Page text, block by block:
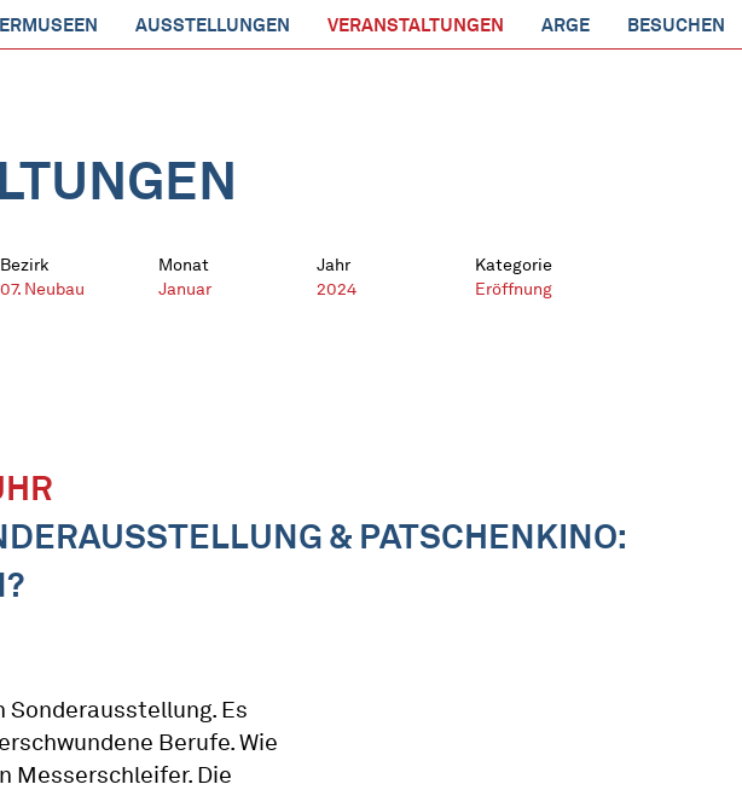
AUSSTELLUNGEN VERANSTALTUNGEN ARGE BESUCHEN
Bezirk
07. Neubau
Monat
Januar
Jahr
2024
Kategorie
Eröffnung
& PATSCHENKINO:
Es
Berufe. Wie
Messerschleifer. Die